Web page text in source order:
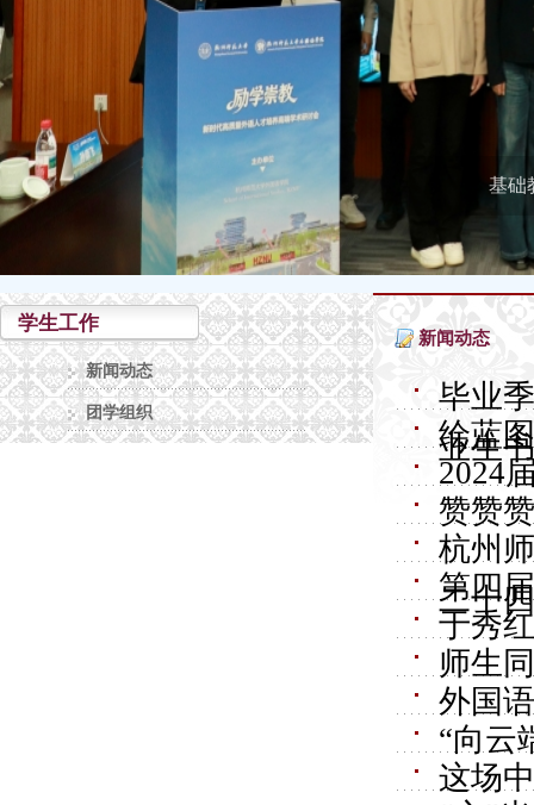
基础
学生工作
新闻动态
团学组织
新闻动态
毕业
业生
绘蓝
2024
赞赞
杭州
二十
第四
于秀
师生
外国
“向云
这场